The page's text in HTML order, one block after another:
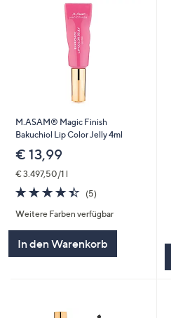
M.ASAM® Magic Finish
Bakuchiol Lip Color Jelly 4ml
€ 13,99
€ 3.497,50/1 l
4.4
von
5
(5)
Weitere Farben verfügbar
In den Warenkorb